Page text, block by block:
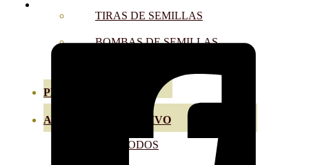
TIRAS DE SEMILLAS
BOMBAS DE SEMILLAS
PROFESIONALES
ABONOS POR CULTIVO
VER TODOS